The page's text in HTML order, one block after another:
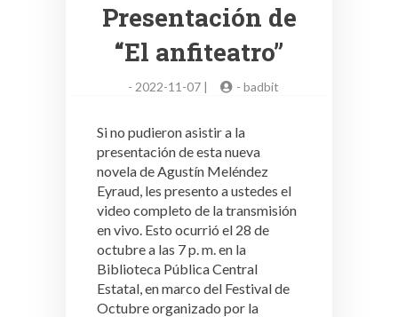
Presentación de
“El anfiteatro”
- 2022-11-07 | - badbit
Si no pudieron asistir a la
presentación de esta nueva
novela de Agustín Meléndez
Eyraud, les presento a ustedes el
video completo de la transmisión
en vivo. Esto ocurrió el 28 de
octubre a las 7 p. m. en la
Biblioteca Pública Central
Estatal, en marco del Festival de
Octubre organizado por la